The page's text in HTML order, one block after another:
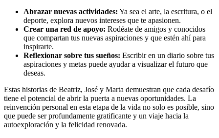
Abrazar nuevas actividades: Ya sea el arte, la escritura, o el
deporte, explora nuevos intereses que te apasionen.
Crear una red de apoyo: Rodéate de amigos y conocidos
que compartan tus nuevas aspiraciones y que estén ahí para
inspirarte.
Reflexionar sobre tus sueños: Escribir en un diario sobre tus
aspiraciones y metas puede ayudar a visualizar el futuro que
deseas.
Estas historias de Beatriz, José y Marta demuestran que cada desafío
tiene el potencial de abrir la puerta a nuevas oportunidades. La
reinvención personal en esta etapa de la vida no solo es posible, sino
que puede ser profundamente gratificante y un viaje hacia la
autoexploración y la felicidad renovada.